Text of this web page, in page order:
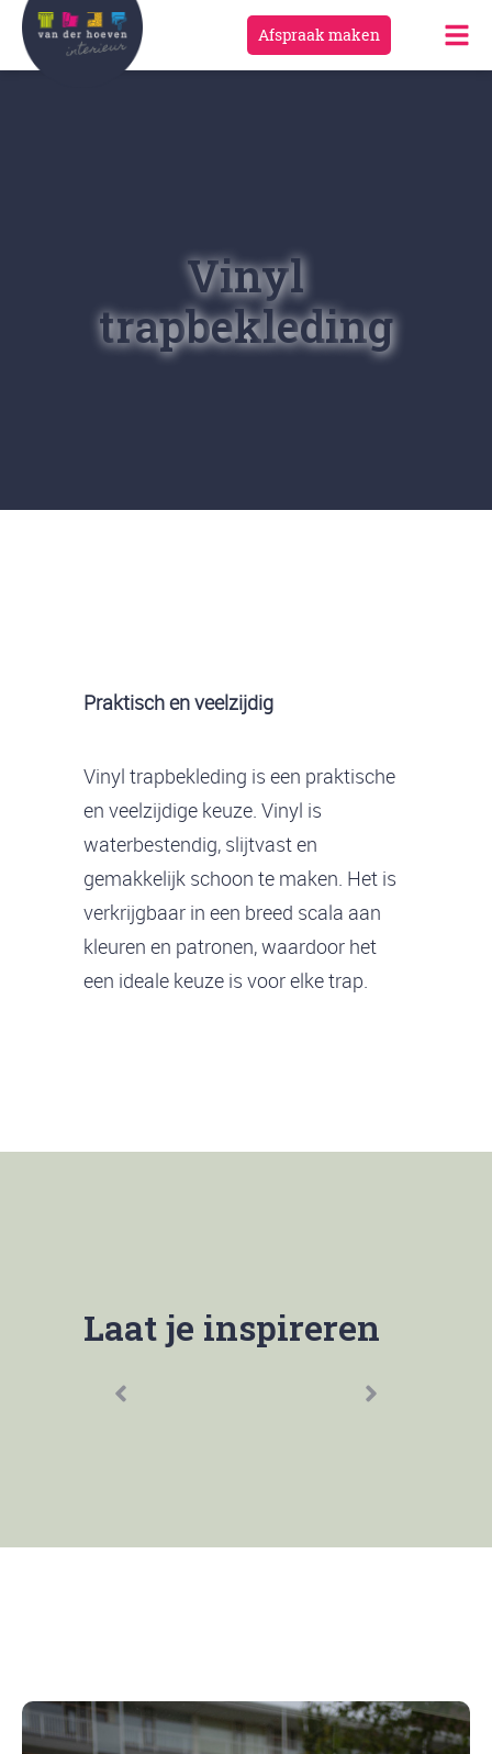
Afspraak maken
Vinyl
trapbekleding
Praktisch en veelzijdig
Vinyl trapbekleding is een praktische
en veelzijdige keuze. Vinyl is
waterbestendig, slijtvast en
gemakkelijk schoon te maken. Het is
verkrijgbaar in een breed scala aan
kleuren en patronen, waardoor het
een ideale keuze is voor elke trap.
Laat je inspireren